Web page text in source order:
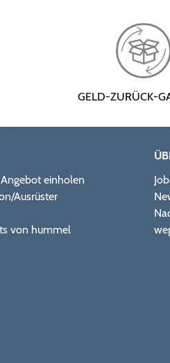
GELD-ZURÜCK-
einholen
Ausrüster
von hummel